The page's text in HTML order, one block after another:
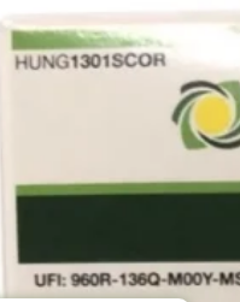
l
varasodás és egyéb